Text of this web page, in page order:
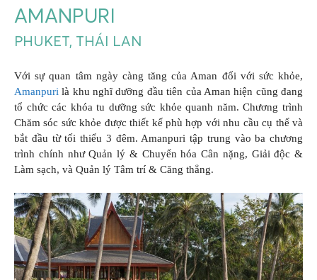
AMANPURI
PHUKET, THÁI LAN
Với sự quan tâm ngày càng tăng của Aman đối với sức khỏe,
Amanpuri là khu nghĩ dưỡng đầu tiên của Aman hiện cũng đang
tổ chức các khóa tu dưỡng sức khỏe quanh năm. Chương trình
Chăm sóc sức khỏe được thiết kế phù hợp với nhu cầu cụ thể và
bắt đầu từ tối thiểu 3 đêm. Amanpuri tập trung vào ba chương
trình chính như Quản lý & Chuyển hóa Cân nặng, Giải độc &
Làm sạch, và Quản lý Tâm trí & Căng thẳng.